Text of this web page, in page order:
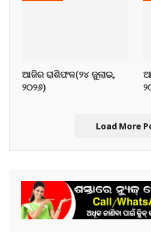
ଆଜିର ରାଶିଫଳ(୨୪ ଜୁଲାଇ,
୨୦୨୬)
Load More